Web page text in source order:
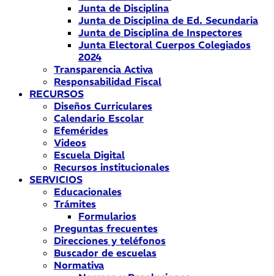
Junta de Disciplina
Junta de Disciplina de Ed. Secundaria
Junta de Disciplina de Inspectores
Junta Electoral Cuerpos Colegiados
2024
Transparencia Activa
Responsabilidad Fiscal
RECURSOS
Diseños Curriculares
Calendario Escolar
Efemérides
Videos
Escuela Digital
Recursos institucionales
SERVICIOS
Educacionales
Trámites
Formularios
Preguntas frecuentes
Direcciones y teléfonos
Buscador de escuelas
Normativa